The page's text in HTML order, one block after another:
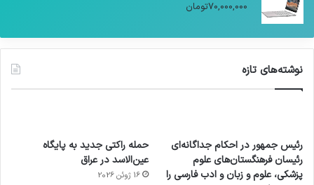
70,000,000تومان
نوشته‌های تازه
رئیس جمهور در احکام جداگانه‌ای
رئیسان فرهنگستان‌های علوم
پزشکی، علوم و زبان و ادب فارسی را
حمله راکتی جدید به پایگاه
عین‌الاسد در عراق
16 ژوئن 2026